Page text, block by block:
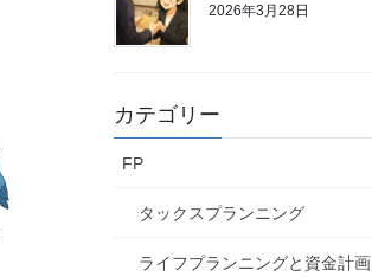
2026年3月28日
カテゴリー
FP
タックスプランニング
ライフプランニングと資金計画